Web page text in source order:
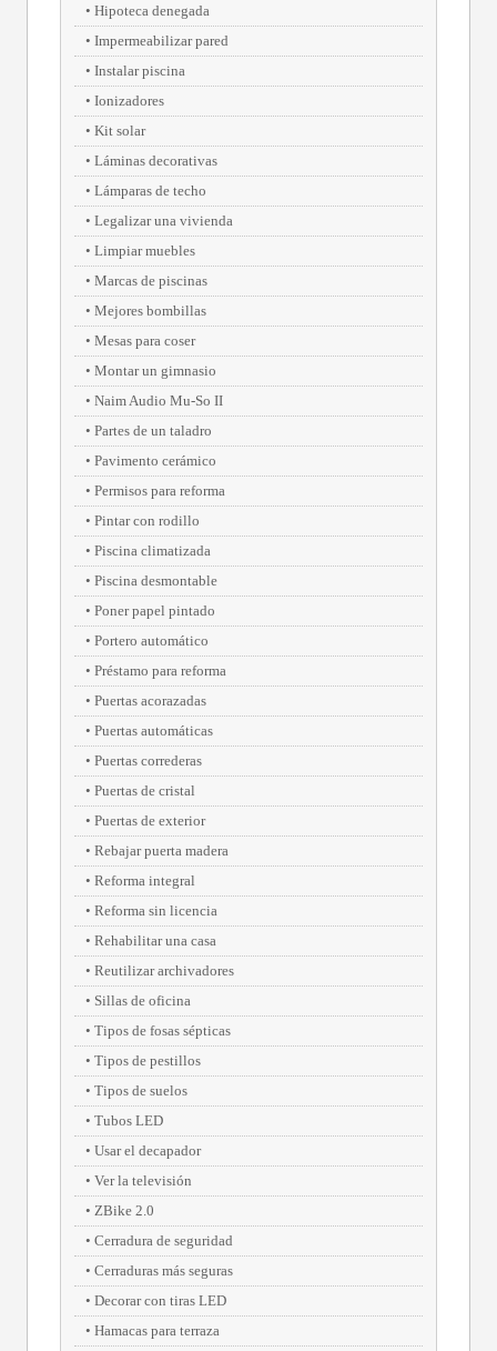
Hipoteca denegada
Impermeabilizar pared
Instalar piscina
Ionizadores
Kit solar
Láminas decorativas
Lámparas de techo
Legalizar una vivienda
Limpiar muebles
Marcas de piscinas
Mejores bombillas
Mesas para coser
Montar un gimnasio
Naim Audio Mu-So II
Partes de un taladro
Pavimento cerámico
Permisos para reforma
Pintar con rodillo
Piscina climatizada
Piscina desmontable
Poner papel pintado
Portero automático
Préstamo para reforma
Puertas acorazadas
Puertas automáticas
Puertas correderas
Puertas de cristal
Puertas de exterior
Rebajar puerta madera
Reforma integral
Reforma sin licencia
Rehabilitar una casa
Reutilizar archivadores
Sillas de oficina
Tipos de fosas sépticas
Tipos de pestillos
Tipos de suelos
Tubos LED
Usar el decapador
Ver la televisión
ZBike 2.0
Cerradura de seguridad
Cerraduras más seguras
Decorar con tiras LED
Hamacas para terraza